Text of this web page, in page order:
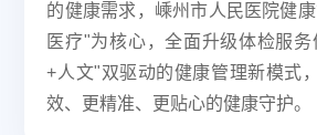
的健康需求，嵊州市人民医院健
医疗"为核心，全面升级体检服
+人文"双驱动的健康管理新模式
效、更精准、更贴心的健康守护。